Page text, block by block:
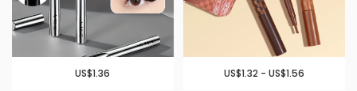
US$1.36 US$1.32 - US$1.56